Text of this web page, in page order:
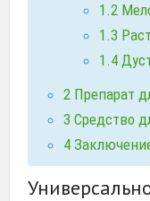
1.2
1.3
1.4
2 Препарат
3 Средство
4